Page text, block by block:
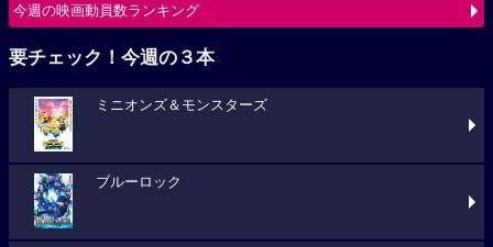
今週の映画動員数ランキング
要チェック！今週の３本
ミニオンズ＆モンスターズ
ブルーロック